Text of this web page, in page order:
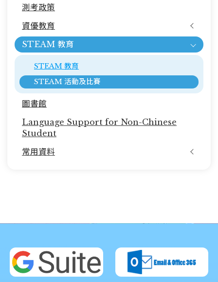
育)測考政策
資優教育
STEAM 教育
STEAM 教育
STEAM 活動及比賽
圖書館
Language Support for Non-Chinese
Student
常用資料